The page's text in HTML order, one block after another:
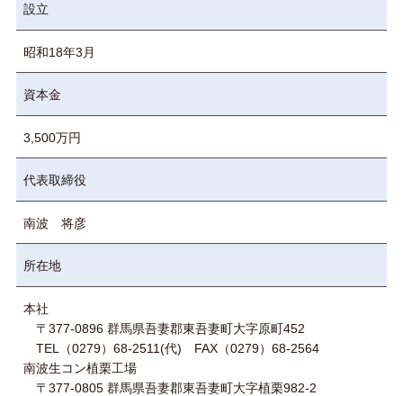
設立
昭和18年3月
資本金
3,500万円
代表取締役
南波 将彦
所在地
本社
〒377-0896 群馬県吾妻郡東吾妻町大字原町452
TEL（0279）68-2511(代) FAX（0279）68-2564
南波生コン植栗工場
〒377-0805 群馬県吾妻郡東吾妻町大字植栗982-2